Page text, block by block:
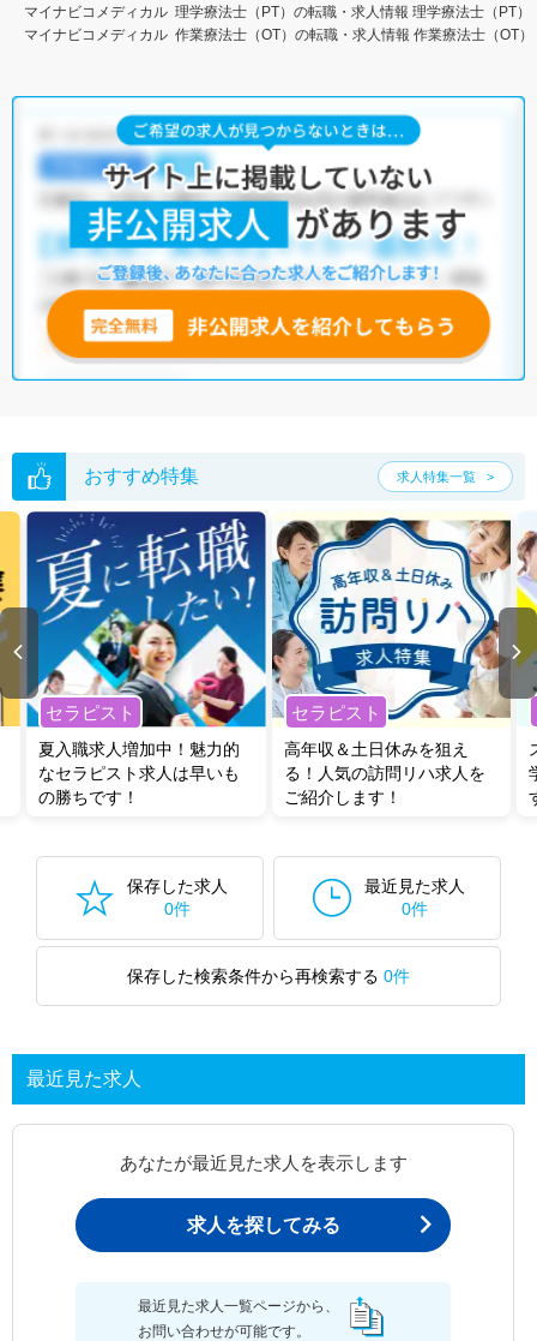
マイナビコメディカル 理学療法士（PT）の転職・求人情報 理学療法士（PT）
マイナビコメディカル 作業療法士（OT）の転職・求人情報 作業療法士（OT
おすすめ特集 求人特集一覧
セラピスト
夏入職求人増加中！魅力的
なセラピスト求人は早いも
の勝ちです！
セラピスト
高年収＆土日休みを狙え
る！人気の訪問リハ求人を
ご紹介します！
保存した求人
0件
最近見た求人
0件
保存した検索条件から再検索する 0件
最近見た求人
あなたが最近見た求人を表示します
求人を探してみる
最近見た求人一覧ページから、
お問い合わせが可能です。